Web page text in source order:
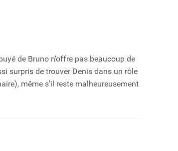
de Bruno n’offre pas beaucoup de
surpris de trouver Denis dans un rôle
même s’il reste malheureusement